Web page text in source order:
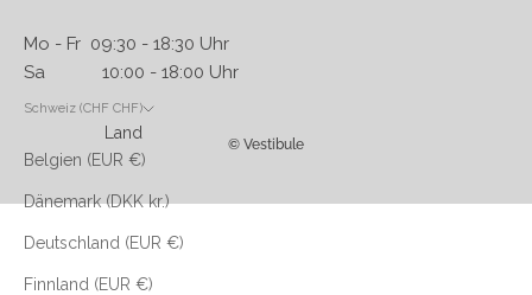
Mo - Fr 09:30 - 18:30 Uhr
Sa 10:00 - 18:00 Uhr
Schweiz (CHF CHF)
Land
Belgien (EUR €)
Dänemark (DKK kr.)
Deutschland (EUR €)
Finnland (EUR €)
© Vestibule